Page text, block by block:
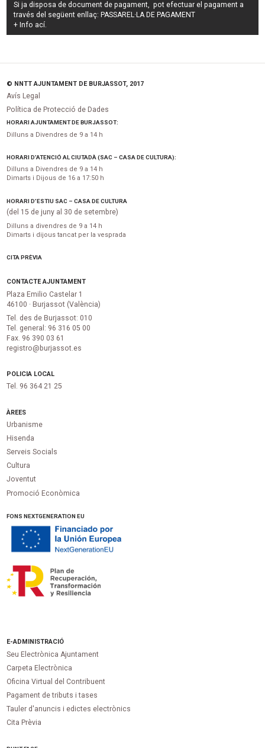
Si ja disposa de document de pagament, pot efectuar el pagament a
través del següent enllaç: PASSAREL·LA DE PAGAMENT
+ Info ací.
© NNTT AJUNTAMENT DE BURJASSOT, 2017
Avís Legal
Política de Protecció de Dades
HORARI AJUNTAMENT DE BURJASSOT:
Dilluns a Divendres de 9 a 14 h
HORARI D’ATENCIÓ AL CIUTADÀ (SAC – CASA DE CULTURA):
Dilluns a Divendres de 9 a 14 h
Dimarts i Dijous de 16 a 17:50 h
HORARI D’ESTIU SAC – CASA DE CULTURA
(del 15 de juny al 30 de setembre)
Dilluns a divendres de 9 a 14 h
Dimarts i dijous tancat per la vesprada
CITA PRÈVIA
CONTACTE AJUNTAMENT
Plaza Emilio Castelar 1
46100 · Burjassot (València)
Tel. des de Burjassot: 010
Tel. general: 96 316 05 00
Fax. 96 390 03 61
registro@burjassot.es
POLICIA LOCAL
Tel. 96 364 21 25
ÀREES
Urbanisme
Hisenda
Serveis Socials
Cultura
Joventut
Promoció Econòmica
FONS NEXTGENERATION EU
E-ADMINISTRACIÓ
Seu Electrònica Ajuntament
Carpeta Electrònica
Oficina Virtual del Contribuent
Pagament de tributs i tases
Tauler d'anuncis i edictes electrònics
Cita Prèvia